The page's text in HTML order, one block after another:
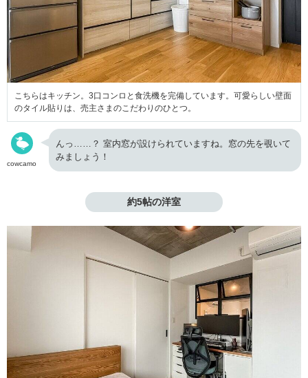
こちらはキッチン。3口コンロと食洗機を完備しています。可愛らしい壁面
のタイル貼りは、売主さまのこだわりのひとつ。
cowcamo
んっ……？ 室内窓が設けられていますね。窓の先を覗いて
みましょう！
約5帖の洋室